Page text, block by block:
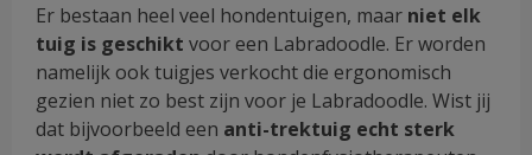
Er bestaan heel veel hondentuigen, maar niet elk
tuig is geschikt voor een Labradoodle. Er worden
namelijk ook tuigjes verkocht die ergonomisch
gezien niet zo best zijn voor je Labradoodle. Wist jij
dat bijvoorbeeld een anti-trektuig echt sterk